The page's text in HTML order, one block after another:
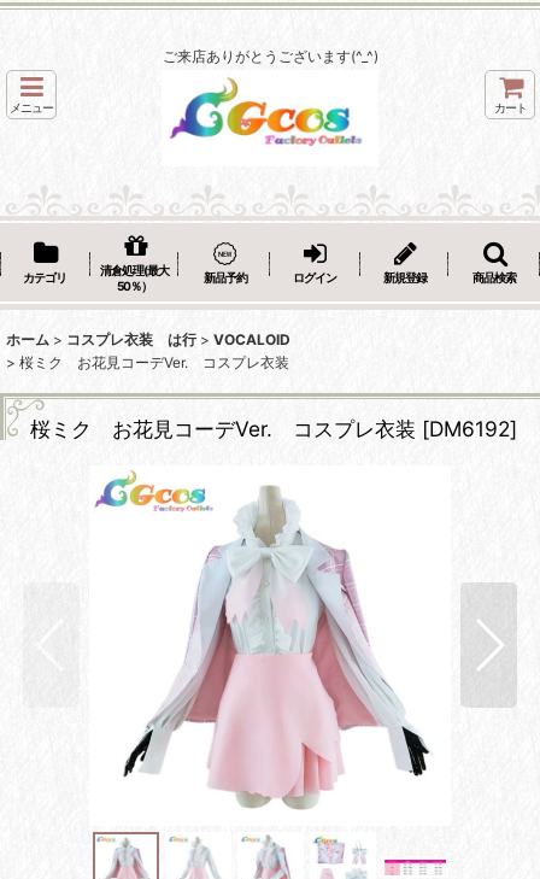
ご来店ありがとうございます(^_^)
メニュー カート
カテゴリ
清倉処理(最大
50％）
新品予約 ログイン 新規登録 商品検索
ホーム > コスプレ衣装 は行 > VOCALOID
> 桜ミク お花見コーデVer. コスプレ衣装
桜ミク お花見コーデVer. コスプレ衣装 [DM6192]